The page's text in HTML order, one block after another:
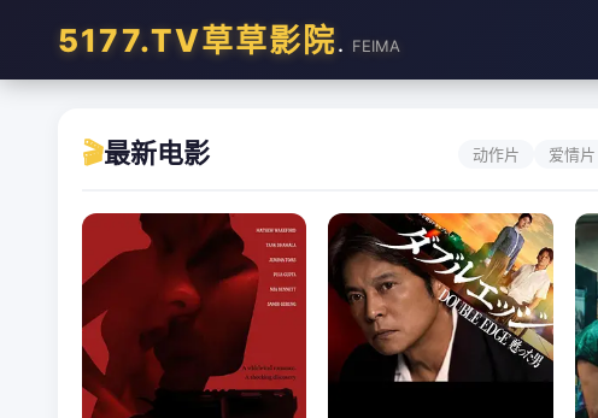
5177.TV草草影院. FEIMA
🎬最新电影 动作片 爱情片